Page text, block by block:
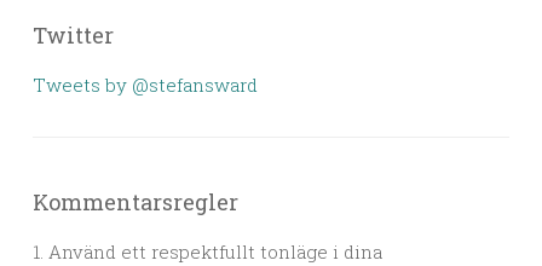
Twitter
Tweets by @stefansward
Kommentarsregler
1. Använd ett respektfullt tonläge i dina